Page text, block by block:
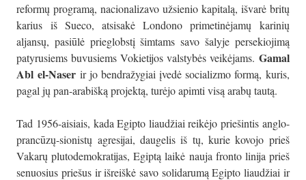
reformų programą, nacionalizavo užsienio kapitalą, išvarė britų
karius iš Sueco, atsisakė Londono primetinėjamų karinių
aljansų, pasiūlė prieglobstį šimtams savo šalyje persekiojimą
patyrusiems buvusiems Vokietijos valstybės veikėjams. Gamal
Abl el-Naserir jo bendražygiai įvedė socializmo formą, kuris,
pagal jų pan-arabišką projektą, turėjo apimti visą arabų tautą.
Tad 1956-aisiais, kada Egipto liaudžiai reikėjo priešintis anglo-
prancūzų-sionistų agresijai, daugelis iš tų, kurie kovojo prieš
Vakarų plutodemokratijas, Egiptą laikė nauja fronto linija prieš
senuosius priešus ir išreiškė savo solidarumą Egipto liaudžiai ir